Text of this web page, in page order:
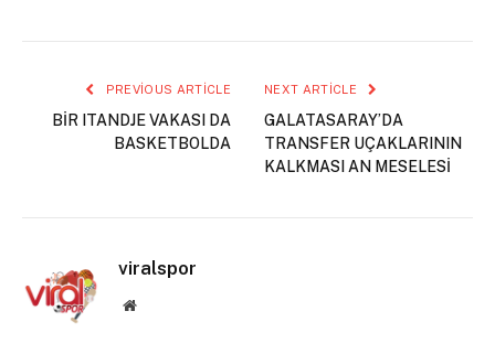
PREVIOUS ARTICLE
BİR ITANDJE VAKASI DA
BASKETBOLDA
NEXT ARTICLE
GALATASARAY’DA
TRANSFER UÇAKLARININ
KALKMASI AN MESELESİ
viralspor
Website